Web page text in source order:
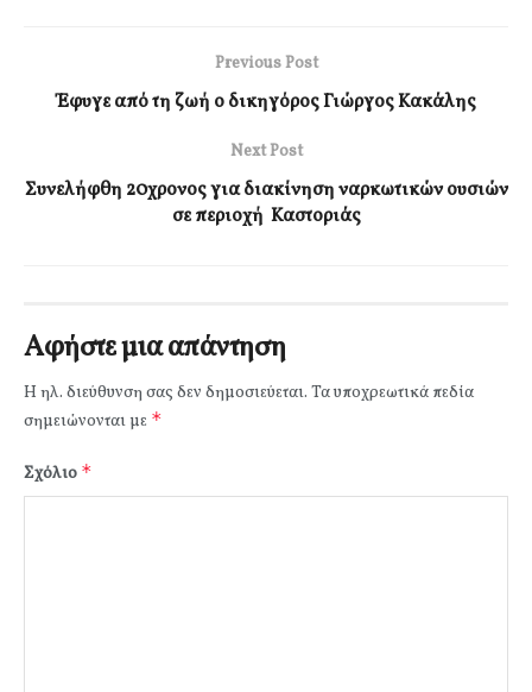
Previous Post
Έφυγε από τη ζωή ο δικηγόρος Γιώργος Κακάλης
Next Post
Συνελήφθη 20χρονος για διακίνηση ναρκωτικών ουσιών
σε περιοχή Καστοριάς
Αφήστε μια απάντηση
Η ηλ. διεύθυνση σας δεν δημοσιεύεται. Τα υποχρεωτικά πεδία
σημειώνονται με *
Σχόλιο *